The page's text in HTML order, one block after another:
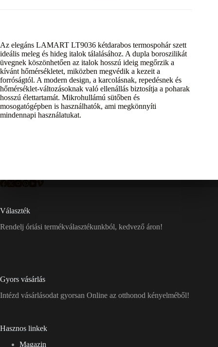
Az elegáns LAMART LT9036 kétdarabos termospohár szett
ideális meleg és hideg italok tálalásához. A dupla boroszilikát
üvegnek köszönhetően az italok hosszú ideig megőrzik a
kívánt hőmérsékletet, miközben megvédik a kezeit a
forróságtól. A modern design, a karcolásnak, repedésnek és
hőmérséklet-változásoknak való ellenállás biztosítja a poharak
hosszú élettartamát. Mikrohullámú sütőben és
mosogatógépben is használhatók, ami megkönnyíti
mindennapi használatukat.
Választék
Rendelj óriási termékválasztékunkból, kedvező áron!
Gyors vásárlás
Intézd vásárlásodat gyorsan Online az otthonod kényelméből!
Hasznos linkek
Magazin